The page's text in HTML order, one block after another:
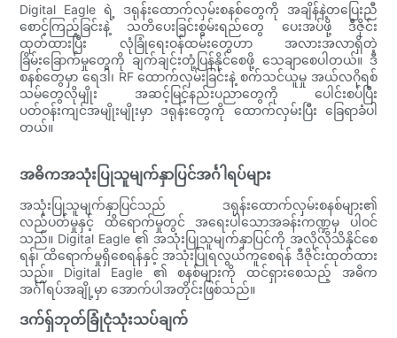
Digital Eagle ရဲ့ ဒရုန်းထောက်လှမ်းစနစ်တွေကို အချိန်နဲ့တပြေးညီ
စောင့်ကြည့်ခြင်းနဲ့ သတိပေးခြင်းစွမ်းရည်တွေ ပေးအပ်ဖို့ ဒီဇိုင်း
ထုတ်ထားပြီး လုံခြုံရေးဝန်ထမ်းတွေဟာ အလားအလာရှိတဲ့
ခြိမ်းခြောက်မှုတွေကို ချက်ချင်းတုံ့ပြန်နိုင်စေဖို့ သေချာစေပါတယ်။ ဒီ
စနစ်တွေမှာ ရေဒါ၊ RF ထောက်လှမ်းခြင်းနဲ့ စက်သင်ယူမှု အယ်လဂိုရစ်
သမ်တွေလိုမျိုး အဆင့်မြင့်နည်းပညာတွေကို ပေါင်းစပ်ပြီး
ပတ်ဝန်းကျင်အမျိုးမျိုးမှာ ဒရုန်းတွေကို ထောက်လှမ်းပြီး ခြေရာခံပါ
တယ်။
အဓိကအသုံးပြုသူမျက်နှာပြင်အင်္ဂါရပ်များ
အသုံးပြုသူမျက်နှာပြင်သည် ဒရုန်းထောက်လှမ်းစနစ်များ၏
လည်ပတ်မှုနှင့် ထိရောက်မှုတွင် အရေးပါသောအခန်းကဏ္ဍမှ ပါဝင်
သည်။ Digital Eagle ၏ အသုံးပြုသူမျက်နှာပြင်ကို အလိုလိုသိနိုင်စေ
ရန်၊ ထိရောက်မှုရှိစေရန်နှင့် အသုံးပြုရလွယ်ကူစေရန် ဒီဇိုင်းထုတ်ထား
သည်။ Digital Eagle ၏ စနစ်များကို ထင်ရှားစေသည့် အဓိက
အင်္ဂါရပ်အချို့မှာ အောက်ပါအတိုင်းဖြစ်သည်။
ဒက်ရှ်ဘုတ်ခြုံငုံသုံးသပ်ချက်